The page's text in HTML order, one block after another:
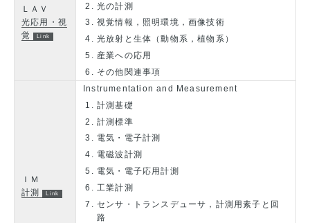
ＬＡＶ
光応用・視
覚
光の計測
視覚情報，照明環境，画像技術
光放射と生体（動物系，植物系）
産業への応用
その他関連事項
ＩＭ
計測
Instrumentation and Measurement
計測基礎
計測標準
電気・電子計測
電磁波計測
電気・電子応用計測
工業計測
センサ・トランスデューサ，計測用素子と回
路